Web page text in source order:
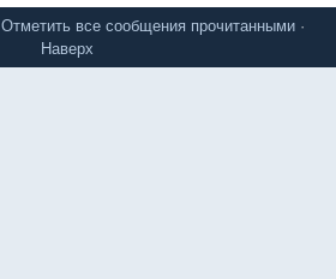
Отметить все сообщения прочитанными ·
Наверх